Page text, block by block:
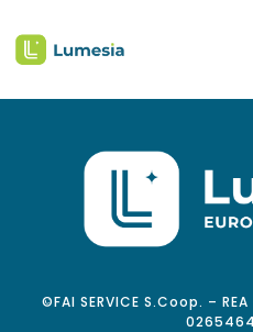
©FAI SERVICE S.Coop. –